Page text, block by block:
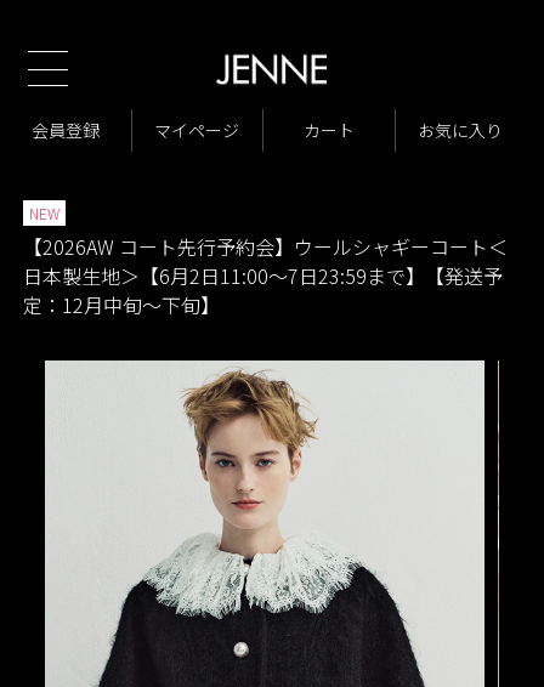
会員登録 マイページ カート お気に入り
TOP
商品一覧 > ジャケット・アウター コート
New Arrivals
NEW
【2026AW コート先行予約会】ウールシャギーコート＜
日本製生地＞【6月2日11:00～7日23:59まで】【発送予
定：12月中旬～下旬】